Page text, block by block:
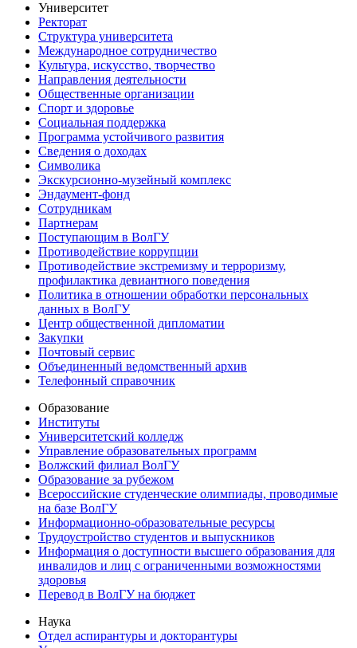
Университет
Ректорат
Структура университета
Международное сотрудничество
Культура, искусство, творчество
Направления деятельности
Общественные организации
Спорт и здоровье
Социальная поддержка
Программа устойчивого развития
Сведения о доходах
Символика
Экскурсионно-музейный комплекс
Эндаумент-фонд
Сотрудникам
Партнерам
Поступающим в ВолГУ
Противодействие коррупции
Противодействие экстремизму и терроризму,
профилактика девиантного поведения
Политика в отношении обработки персональных
данных в ВолГУ
Центр общественной дипломатии
Закупки
Почтовый сервис
Объединенный ведомственный архив
Телефонный справочник
Образование
Институты
Университетский колледж
Управление образовательных программ
Волжский филиал ВолГУ
Образование за рубежом
Всероссийские студенческие олимпиады, проводимые
на базе ВолГУ
Информационно-образовательные ресурсы
Трудоустройство студентов и выпускников
Информация о доступности высшего образования для
инвалидов и лиц с ограниченными возможностями
здоровья
Перевод в ВолГУ на бюджет
Наука
Отдел аспирантуры и докторантуры